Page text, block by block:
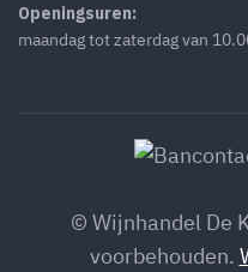
Openingsuren:
maandag tot zaterdag van
© Wijnhandel De
voorbehouden.